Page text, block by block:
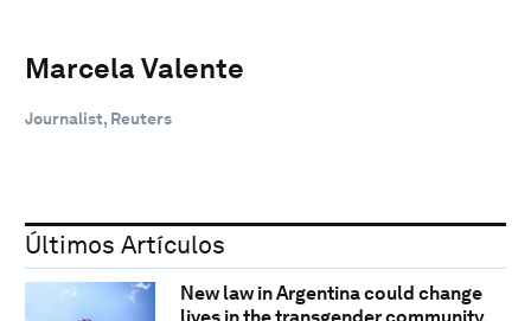
Marcela Valente
Journalist, Reuters
Últimos Artículos
New law in Argentina could change